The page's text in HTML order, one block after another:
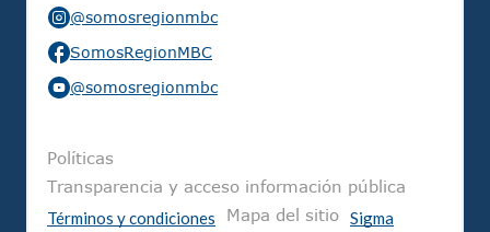
@somosregionmbc
SomosRegionMBC
@somosregionmbc
Pie de página
Políticas
Transparencia y acceso información pública
Términos y condiciones
Mapa del sitio Sigma